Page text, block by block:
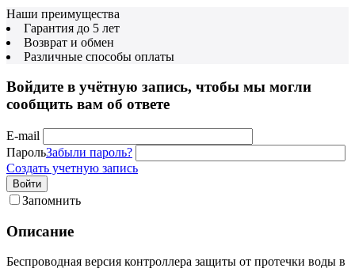
Наши преимущества
Гарантия до 5 лет
Возврат и обмен
Различные способы оплаты
Войдите в учётную запись, чтобы мы могли
сообщить вам об ответе
E-mail
ПарольЗабыли пароль?
Создать учетную запись
Войти
Запомнить
Описание
Беспроводная версия контроллера защиты от протечки воды в